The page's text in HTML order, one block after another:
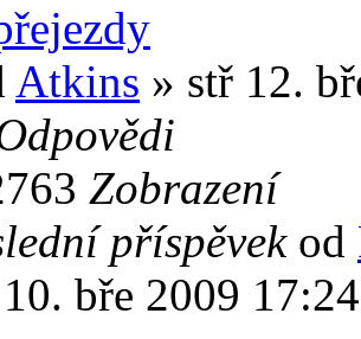
Atkins » stř 12.
Zobrazení
příspěvek od
bře 2009